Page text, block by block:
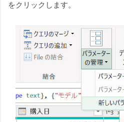
をクリックします。